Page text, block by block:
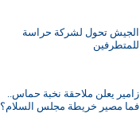
الجيش تحول لشركة حراسة
للمتطرفين
زامير يعلن ملاحقة نخبة حماس..
فما مصير خريطة مجلس السلام؟